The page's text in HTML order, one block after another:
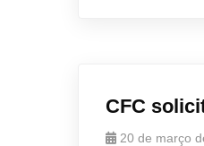
CFC
20 de março